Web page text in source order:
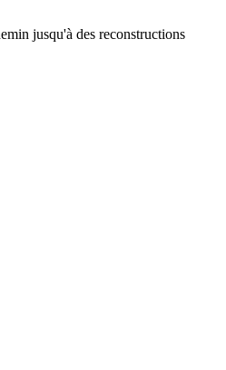
jusqu'à des reconstructions